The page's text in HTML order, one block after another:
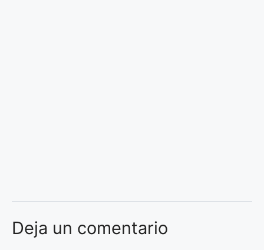
Deja un comentario